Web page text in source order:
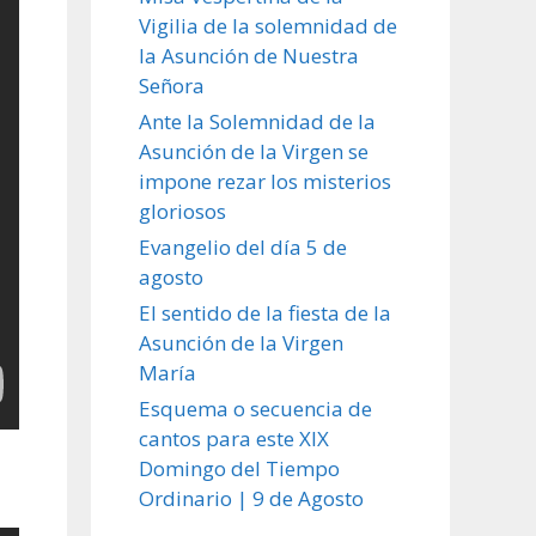
Vigilia de la solemnidad de
la Asunción de Nuestra
Señora
Ante la Solemnidad de la
Asunción de la Virgen se
impone rezar los misterios
gloriosos
Evangelio del día 5 de
agosto
El sentido de la fiesta de la
Asunción de la Virgen
María
Esquema o secuencia de
cantos para este XIX
Domingo del Tiempo
Ordinario | 9 de Agosto